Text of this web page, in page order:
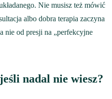
Nie musisz też mówić
albo dobra terapia zaczyna
nie od presji na „perfekcyjne
nadal nie wiesz?